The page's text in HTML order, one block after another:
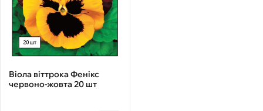
Віола віттрока Фенікс
червоно-жовта 20 шт